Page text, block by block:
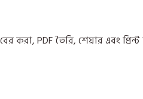
করা, PDF তৈরি, শেয়ার এবং